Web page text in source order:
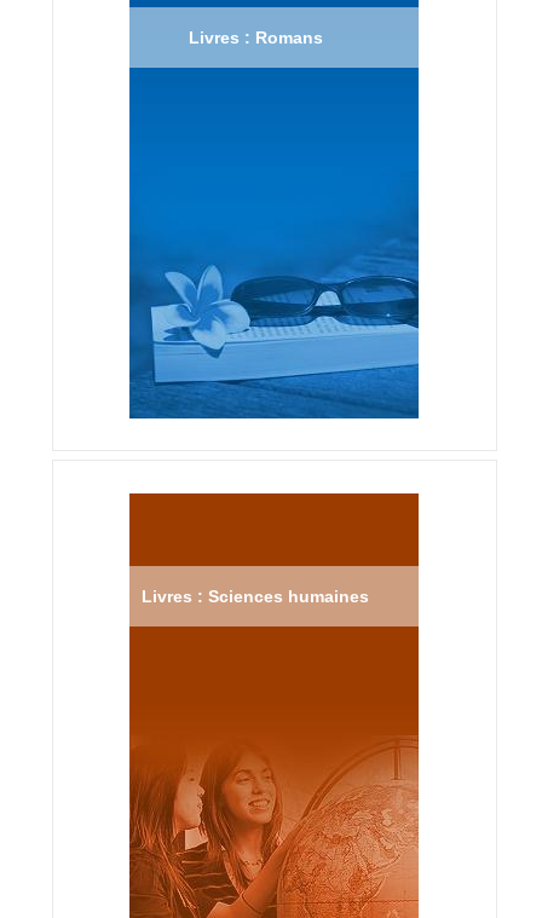
Livres : Romans
Livres : Sciences humaines